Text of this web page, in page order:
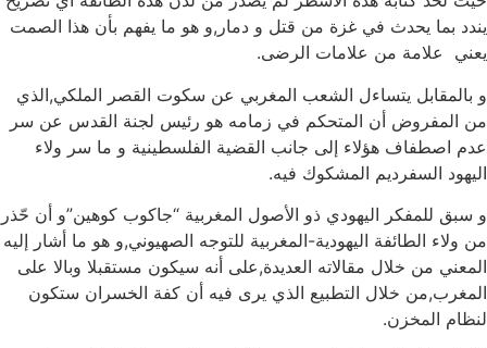
يندد بما يحدث في غزة من قتل و دمار,و هو ما يفهم بأن هذا الصمت
يعني علامة من علامات الرضى.
و بالمقابل يتساءل الشعب المغربي عن سكوت القصر الملكي,الذي
من المفروض أن المتحكم في زمامه هو رئيس لجنة القدس عن سر
عدم اصطفاف هؤلاء إلى جانب القضية الفلسطينية و ما سر ولاء
اليهود السفرديم المشكوك فيه.
و سبق للمفكر اليهودي ذو الأصول المغربية “جاكوب كوهين”و أن حّذر
من ولاء الطائفة اليهودية-المغربية للتوجه الصهيوني,و هو ما أشار إليه
المعني من خلال مقالاته العديدة,على أنه سيكون مستقبلا وبالا على
المغرب,من خلال التطبيع الذي يرى فيه أن كفة الخسران ستكون
لنظام المخزن.